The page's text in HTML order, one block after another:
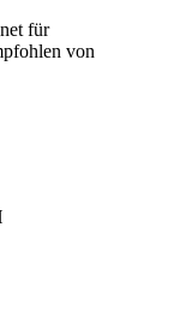
für
von